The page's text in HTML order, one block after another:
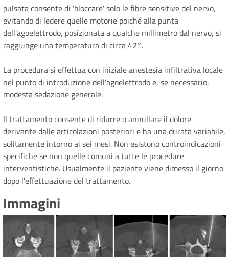
pulsata consente di 'bloccare' solo le fibre sensitive del nervo,
evitando di ledere quelle motorie poiché alla punta
dell'agoelettrodo, posizionata a qualche millimetro dal nervo, si
raggiunge una temperatura di circa 42°.
La procedura si effettua con iniziale anestesia infiltrativa locale
nel punto di introduzione dell'agoelettrodo e, se necessario,
modesta sedazione generale.
Il trattamento consente di ridurre o annullare il dolore
derivante dalle articolazioni posteriori e ha una durata variabile,
solitamente intorno ai sei mesi. Non esistono controindicazioni
specifiche se non quelle comuni a tutte le procedure
interventistiche. Usualmente il paziente viene dimesso il giorno
dopo l'effettuazione del trattamento.
Immagini